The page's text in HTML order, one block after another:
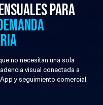
para
no necesitan una sola
visual conectada a
y seguimiento comercial.